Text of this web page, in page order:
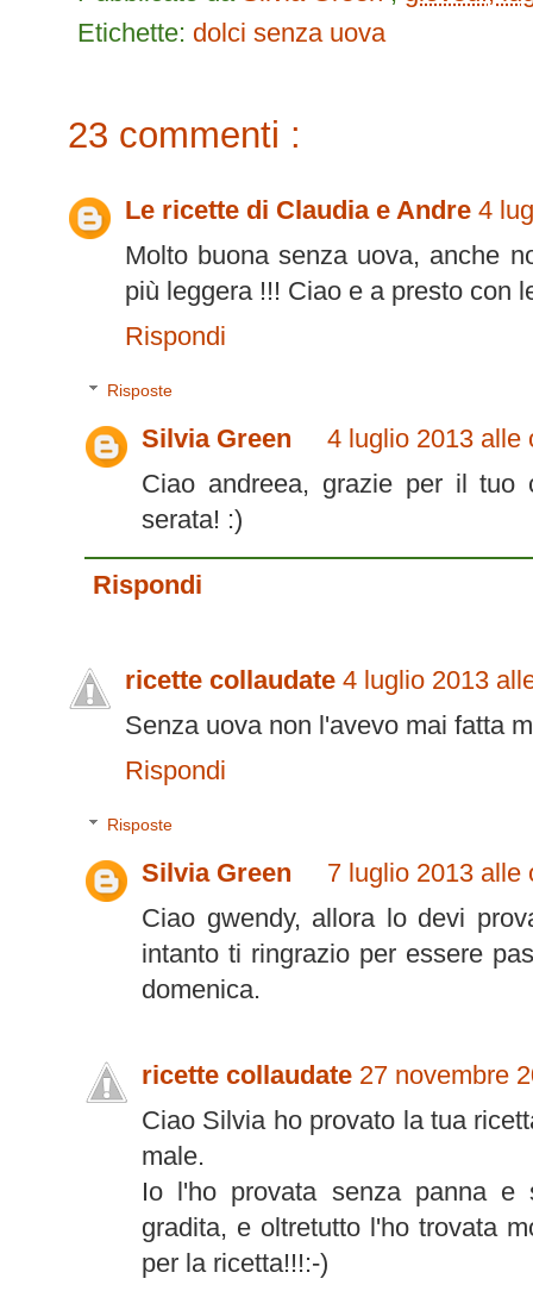
Etichette: dolci senza uova
23 commenti :
Le ricette di Claudia e Andre 4
Molto buona senza uova, anche
più leggera !!! Ciao e a presto con
Rispondi
Risposte
Silvia Green
4 luglio 2013 alle
Ciao andreea, grazie per il tuo
serata! :)
Rispondi
ricette collaudate 4 luglio 2013
Senza uova non l'avevo mai fatta
Rispondi
Risposte
Silvia Green
7 luglio 2013 alle
Ciao gwendy, allora lo devi
intanto ti ringrazio per essere
domenica.
ricette collaudate 27 novembre
Ciao Silvia ho provato la tua
male.
Io l'ho provata senza panna e
gradita, e oltretutto l'ho trovata
per la ricetta!!!:-)